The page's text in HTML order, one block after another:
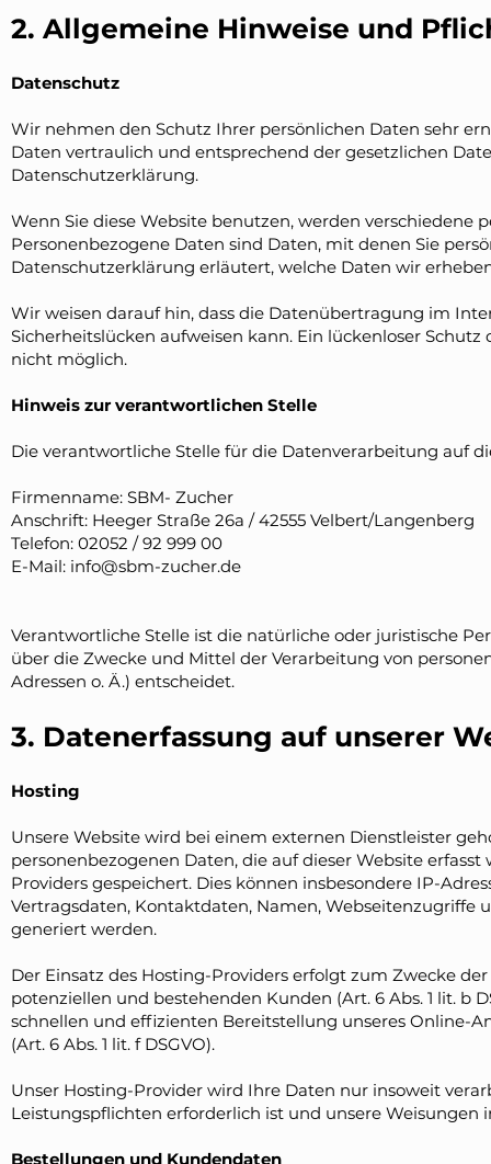
2. Allgemeine Hinweise und
Datenschutz
Wir nehmen den Schutz Ihrer persönlichen Daten sehr
Daten vertraulich und entsprechend der gesetzlichen
Datenschutzerklärung.
Wenn Sie diese Website benutzen, werden verschiedene
Personenbezogene Daten sind Daten, mit denen Sie
Datenschutzerklärung erläutert, welche Daten wir
Wir weisen darauf hin, dass die Datenübertragung im
Sicherheitslücken aufweisen kann. Ein lückenloser
nicht möglich.
Hinweis zur verantwortlichen Stelle
Die verantwortliche Stelle für die Datenverarbeitung auf
Firmenname: SBM- Zucher
Anschrift: Heeger Straße 26a / 42555 Velbert/Langenberg
Telefon: 02052 / 92 999 00
E-Mail: info@sbm-zucher.de
Verantwortliche Stelle ist die natürliche oder juristische
über die Zwecke und Mittel der Verarbeitung von
Adressen o. Ä.) entscheidet.
3. Datenerfassung auf unserer
Hosting
Unsere Website wird bei einem externen Dienstleister
personenbezogenen Daten, die auf dieser Website
Providers gespeichert. Dies können insbesondere IP-
Vertragsdaten, Kontaktdaten, Namen, Webseitenzugriffe
generiert werden.
Der Einsatz des Hosting-Providers erfolgt zum Zwecke
potenziellen und bestehenden Kunden (Art. 6 Abs. 1 lit. b
schnellen und effizienten Bereitstellung unseres Online-
(Art. 6 Abs. 1 lit. f DSGVO).
Unser Hosting-Provider wird Ihre Daten nur insoweit
Leistungspflichten erforderlich ist und unsere Weisungen
Bestellungen und Kundendaten